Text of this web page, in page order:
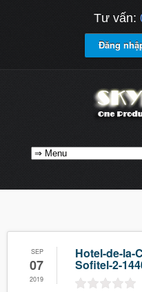
Tư vấn:
Đăng
SEP
07
2019
Hotel-de-la-
Sofitel-2-